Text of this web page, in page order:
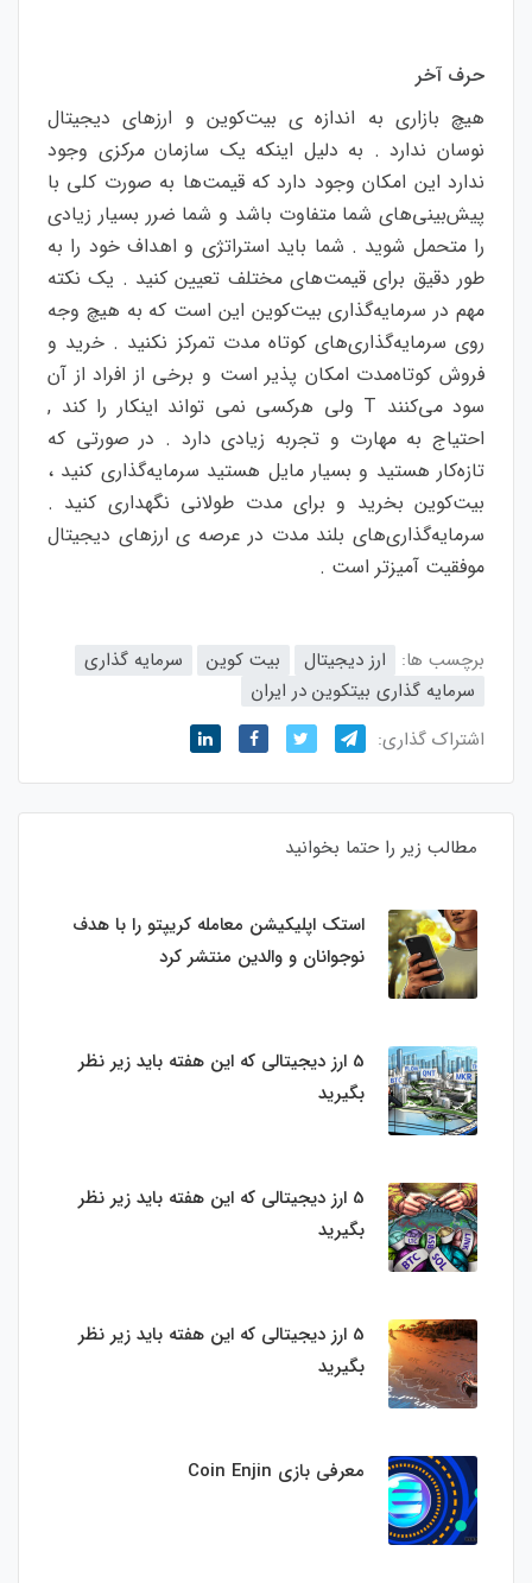
حرف آخر
هیچ بازاری به اندازه ی بیت‌کوین و ارزهای دیجیتال
نوسان ندارد . به دلیل اینکه یک سازمان مرکزی وجود
ندارد این امکان وجود دارد که قیمت‌ها به صورت کلی با
پیش‌بینی‌های شما متفاوت باشد و شما ضرر بسیار زیادی
را متحمل شوید . شما باید استراتژی و اهداف خود را به
طور دقیق برای قیمت‌های مختلف تعیین کنید . یک نکته
مهم در سرمایه‌گذاری بیت‌کوین این است که به هیچ وجه
روی سرمایه‌گذاری‌های کوتاه مدت تمرکز نکنید . خرید و
فروش کوتاه‌مدت امکان پذیر است و برخی از افراد از آن
سود می‌کنند T ولی هرکسی نمی تواند اینکار را کند ,
احتیاج به مهارت و تجربه زیادی دارد . در صورتی که
تازه‌کار هستید و بسیار مایل هستید سرمایه‌گذاری کنید ،
بیت‌کوین بخرید و برای مدت طولانی نگهداری کنید .
سرمایه‌گذاری‌های بلند مدت در عرصه ی ارزهای دیجیتال
موفقیت آمیزتر است .
برچسب ها: ارز دیجیتال بیت کوین
سرمایه گذاری
سرمایه گذاری بیتکوین در ایران
اشتراک گذاری:
مطالب زیر را حتما بخوانید
استک اپلیکیشن معامله کریپتو را با هدف
نوجوانان و والدین منتشر کرد
5 ارز دیجیتالی که این هفته باید زیر نظر
بگیرید
5 ارز دیجیتالی که این هفته باید زیر نظر
بگیرید
5 ارز دیجیتالی که این هفته باید زیر نظر
بگیرید
معرفی بازی Coin Enjin